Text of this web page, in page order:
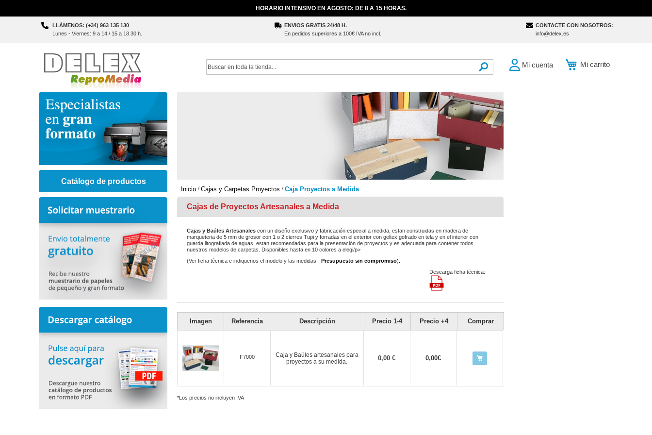
HORARIO INTENSIVO EN AGOSTO: DE 8 A 15 HORAS.
Skip
LLÁMENOS: (+34) 963 135 130
Lunes - Viernes: 9 a 14 / 15 a 18.30 h.
ENVIOS GRATIS 24/48 H.
En pedidos superiores a 100€ IVA no incl.
CONTACTE CON NOSOTROS:
info@delex.es
Mi carrito
Mi cuenta
Search
Inicio Cajas y Carpetas Proyectos Caja Proyectos a Medida
Cajas de Proyectos Artesanales a Medida
Cajas y Baúles Artesanales con un diseño exclusivo y fabricación especial a medida, estan construidas en madera de
marqueteria de 5 mm de grosor con 1 o 2 cierres Tupi y forradas en el exterior con geltex gofrado en tela y en el interior con
guarda litografiada de aguas, estan recomendadas para la presentación de proyectos y es adecuada para contener todos
nuestros modelos de carpetas. Disponibles hasta en 10 colores a elegi/p>
(Ver ficha técnica e indiquenos el modelo y las medidas -Presupuesto sin compromiso).
Descarga ficha técnica:
Imagen Referencia Descripción Precio 1-4 Precio +4 Comprar
F7000
Caja y Baúles artesanales para
proyectos a su medida.
0,00 € 0,00€
*Los precios no incluyen IVA
Catálogo de productos